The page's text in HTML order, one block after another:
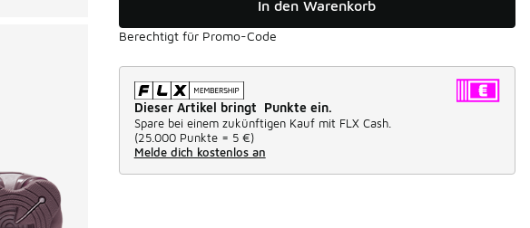
In den Warenkorb
Berechtigt für Promo-Code
Dieser Artikel bringt Punkte ein.
Spare bei einem zukünftigen Kauf mit FLX Cash.
(25.000 Punkte = 5 €)
Melde dich kostenlos an